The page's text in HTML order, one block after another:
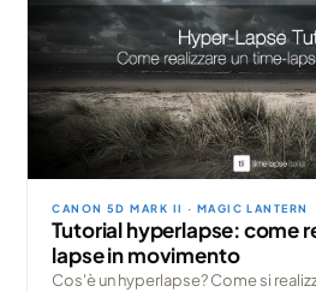
CANON 5D MARK II · MAGIC LANTERN
Tutorial hyperlapse: come
lapse in movimento
Cos'è un hyperlapse? Come si